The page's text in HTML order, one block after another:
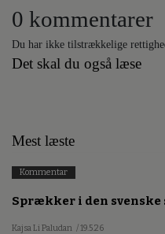
0 kommentarer
Du har ikke tilstrækkelige
Det skal du også læse
Mest læste
Kommentar
Sprækker i den svenske
Kajsa Li Paludan / 19.5.26